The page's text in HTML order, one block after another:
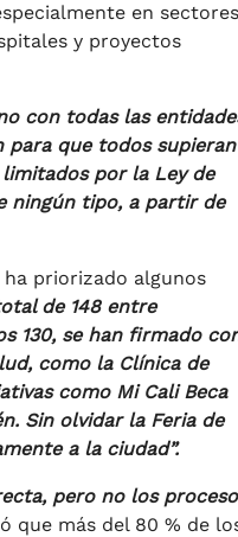
en sectores
y proyectos
con todas las
para que todos supieran
por la Ley de
ningún tipo, a partir de
ha priorizado algunos
de 148 entre
130, se han firmado
como la Clínica de
como Mi Cali Beca
Sin olvidar la Feria de
a la ciudad”.
pero no los
que más del 80 % de